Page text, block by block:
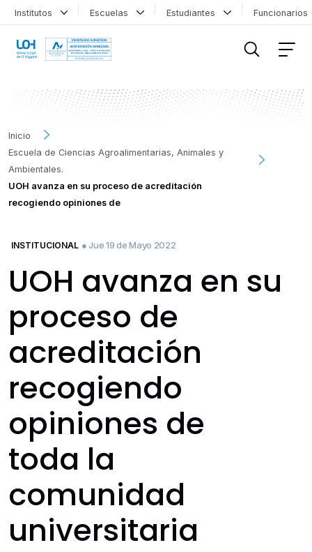
Institutos Escuelas Estudiantes
Inicio
Escuela de Ciencias Agroalimentarias, Animales y
Ambientales.
UOH avanza en su proceso de acreditación
recogiendo opiniones de
INSTITUCIONAL ● Jue 19 de Mayo 2022
UOH avanza en su
proceso de
acreditación
recogiendo
opiniones de
toda la
comunidad
universitaria